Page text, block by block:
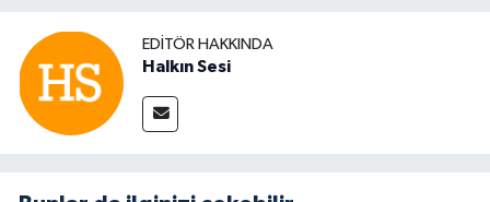
EDITÖR HAKKINDA
Halkın Sesi